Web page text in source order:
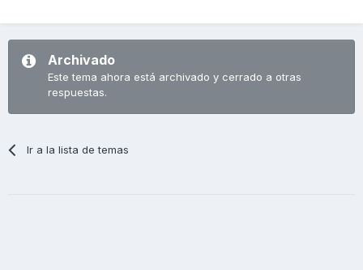
Archivado
Este tema ahora está archivado y cerrado a otras
respuestas.
Ir a la lista de temas